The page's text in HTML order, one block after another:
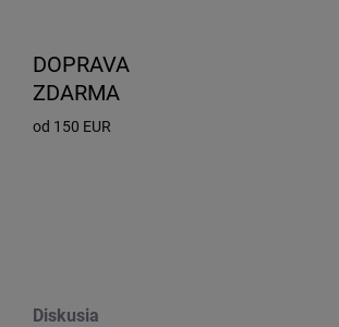
DOPRAVA
ZDARMA
od 150 EUR
Diskusia